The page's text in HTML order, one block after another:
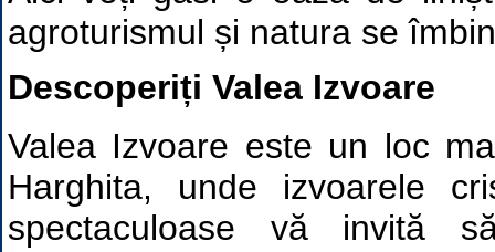
agroturismul și natura se
Descoperiți Valea Izvoare
Valea Izvoare este un loc
Harghita, unde izvoarele
spectaculoase vă invită